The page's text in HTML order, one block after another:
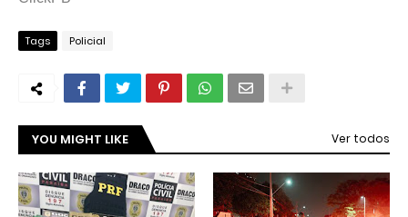
Tags Policial
YOU MIGHT LIKE Ver todos